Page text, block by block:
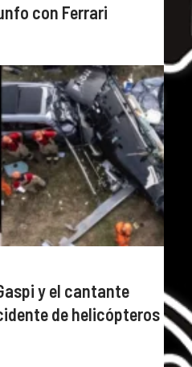
con Ferrari
y el cantante
de helicópteros